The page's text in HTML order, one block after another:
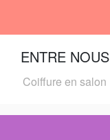
ENTRE NOUS
Coiffure en salon